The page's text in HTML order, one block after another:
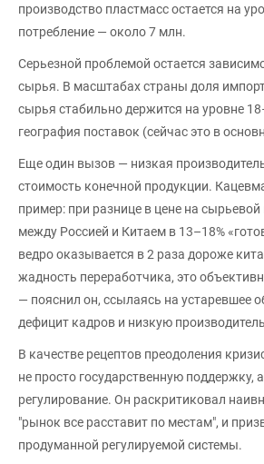
производство пластмасс остается на
потребление — около 7 млн.
Серьезной проблемой остается
сырья. В масштабах страны доля
сырья стабильно держится на уровне
география поставок (сейчас это в
Еще один вызов — низкая
стоимость конечной продукции.
пример: при разнице в цене на
между Россией и Китаем в 13–18%
ведро оказывается в 2 раза дороже
жадность переработчика, это
— пояснил он, ссылаясь на устаревшее
дефицит кадров и низкую
В качестве рецептов преодоления
не просто государственную поддержку,
регулирование. Он раскритиковал
"рынок все расставит по местам", и
продуманной регулируемой системы.